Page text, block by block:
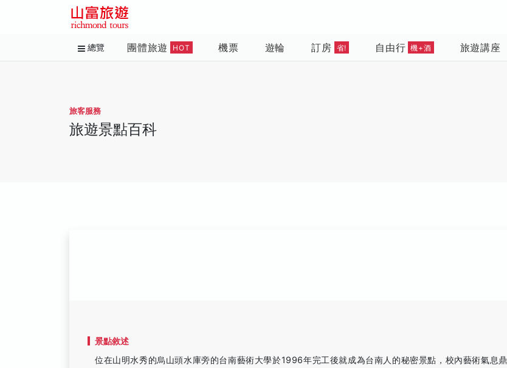
總覽 團體旅遊 HOT 機票 遊輪 訂房 省! 自由行 機+酒 旅遊講座
旅客服務
旅遊景點百科
景點敘述
位在山明水秀的烏山頭水庫旁的台南藝術大學於1996年完工後就成為台南人的秘密景點，校內藝術氣息鼎